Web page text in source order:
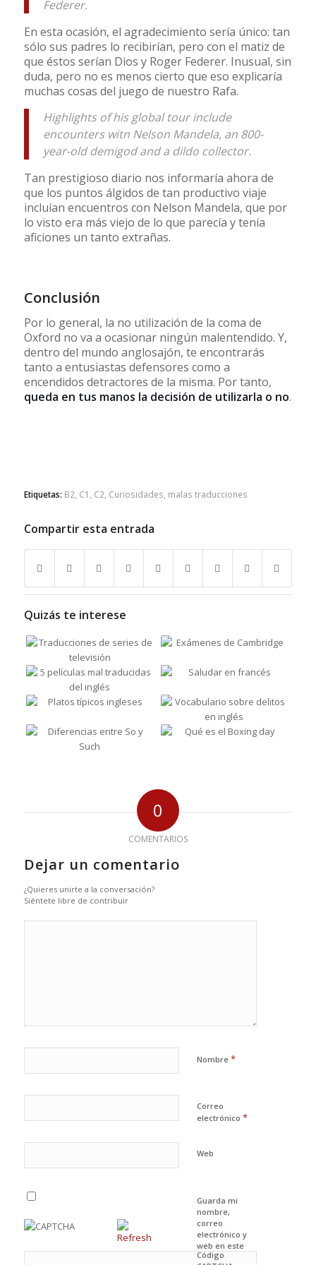
Federer.
En esta ocasión, el agradecimiento sería único: tan
sólo sus padres lo recibirían, pero con el matiz de
que éstos serían Dios y Roger Federer. Inusual, sin
duda, pero no es menos cierto que eso explicaría
muchas cosas del juego de nuestro Rafa.
Highlights of his global tour include
encounters witn Nelson Mandela, an 800-
year-old demigod and a dildo collector.
Tan prestigioso diario nos informaría ahora de
que los puntos álgidos de tan productivo viaje
incluían encuentros con Nelson Mandela, que por
lo visto era más viejo de lo que parecía y tenía
aficiones un tanto extrañas.
Conclusión
Por lo general, la no utilización de la coma de
Oxford no va a ocasionar ningún malentendido. Y,
dentro del mundo anglosajón, te encontrarás
tanto a entusiastas defensores como a
encendidos detractores de la misma. Por tanto,
queda en tus manos la decisión de utilizarla o no.
Etiquetas: B2 C1 C2 Curiosidades malas traducciones
Compartir esta entrada
Quizás te interese
0
COMENTARIOS
Dejar un comentario
¿Quieres unirte a la conversación?
Siéntete libre de contribuir
Nombre *
Correo
electrónico *
Web
Guarda mi
nombre,
correo
electrónico y
web en este
navegador
Código